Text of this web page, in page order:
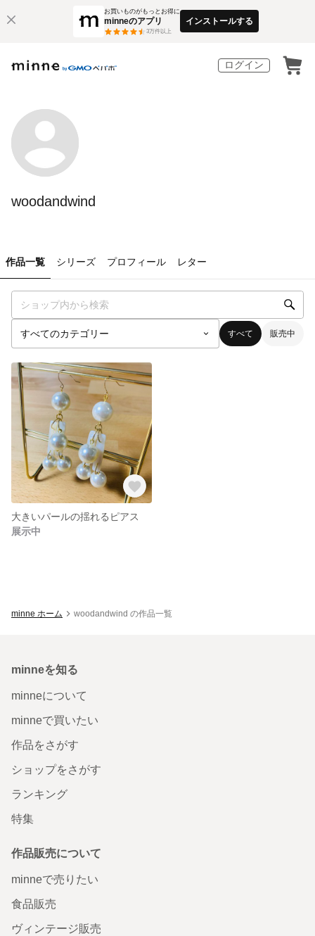
お買いものがもっとお得に
minneのアプリ
3万件以上
インストールする
ログイン
woodandwind
作品一覧 シリーズ プロフィール レター
すべて 販売中
大きいパールの揺れるピアス
展示中
minne ホーム woodandwind の作品一覧
minneを知る
minneについて
minneで買いたい
作品をさがす
ショップをさがす
ランキング
特集
作品販売について
minneで売りたい
食品販売
ヴィンテージ販売